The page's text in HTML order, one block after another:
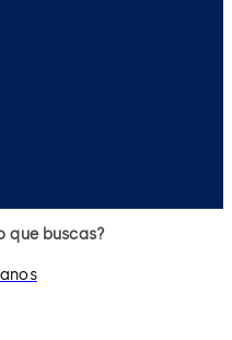
que buscas?